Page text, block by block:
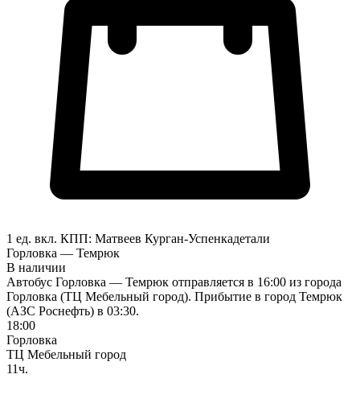
1 ед. вкл. КПП: Матвеев Курган-Успенкадетали
Горловка — Темрюк
В наличии
Автобус Горловка — Темрюк отправляется в 16:00 из города
Горловка (ТЦ Мебельный город). Прибытие в город Темрюк
(АЗС Роснефть) в 03:30.
18:00
Горловка
ТЦ Мебельный город
11ч.